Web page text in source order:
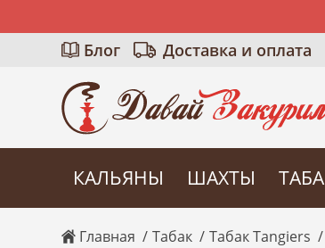
Блог Доставка и оплата
КАЛЬЯНЫ ШАХТЫ
Главная Табак Табак Tangiers